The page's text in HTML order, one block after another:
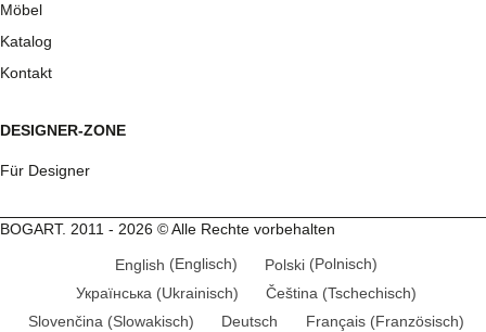
Möbel
Katalog
Kontakt
DESIGNER-ZONE
Für Designer
BOGART. 2011 - 2026 © Alle Rechte vorbehalten
English (Englisch) Polski (Polnisch)
Українська (Ukrainisch) Čeština (Tschechisch)
Slovenčina(Slowakisch) Deutsch Français(Französisch)